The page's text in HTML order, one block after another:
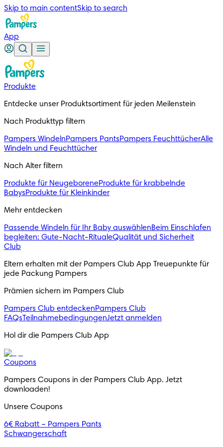
Skip to main contentSkip to search
App
Produkte
Entdecke unser Produktsortiment für jeden Meilenstein
Nach Produkttyp filtern
Pampers WindelnPampers PantsPampers FeuchttücherAlle
Windeln und Feuchttücher
Nach Alter filtern
Produkte für NeugeboreneProdukte für krabbelnde
BabysProdukte für Kleinkinder
Mehr entdecken
Passende Windeln für Ihr Baby auswählenBeim Einschlafen
begleiten: Gute-Nacht-RitualeQualität und Sicherheit
Club
Eltern erhalten mit der Pampers Club App Treuepunkte für
jede Packung Pampers
Prämien sichern im Pampers Club
Pampers Club entdeckenPampers Club
FAQsTeilnahmebedingungenJetzt anmelden
Hol dir die Pampers Club App
Coupons
Pampers Coupons in der Pampers Club App. Jetzt
downloaden!
Unsere Coupons
6€ Rabatt – Pampers Pants
Schwangerschaft